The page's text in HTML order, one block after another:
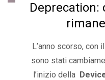
Deprecation:
L’anno scorso, con
sono stati
l’inizio della